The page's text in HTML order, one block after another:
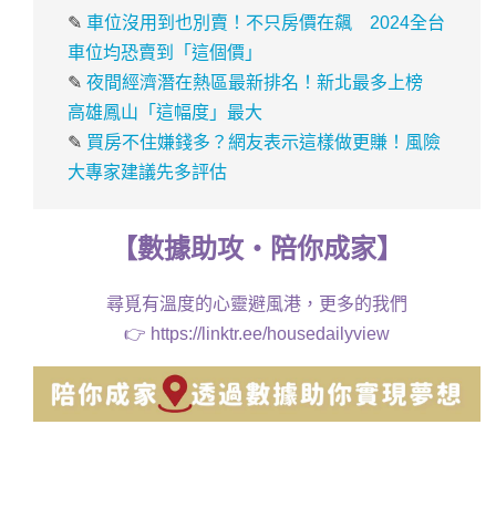
✎車位沒用到也別賣！不只房價在飆 2024全台
車位均恐賣到「這個價」
✎夜間經濟潛在熱區最新排名！新北最多上榜
高雄鳳山「這幅度」最大
✎ 買房不住嫌錢多？網友表示這樣做更賺！風險
大專家建議先多評估
【數據助攻・ 陪你成家】
尋覓有溫度的心靈避風港，更多的我們
👉 https://linktr.ee/housedailyview